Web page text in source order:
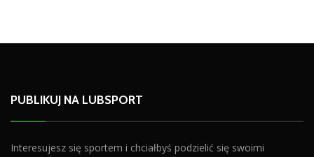
PUBLIKUJ NA LUBSPORT
Interesujesz się sportem i chciałbyś podzielić się swoimi